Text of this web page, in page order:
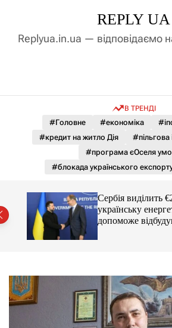
д
REPLY UA
Replyua.in.ua — відповідаємо
В ТРЕНДІ
#Головне #економіка
#кредит на житло Дія
#пільгова
#програма єОселя
#блокада українського
Сербія виділить
українську
допоможе